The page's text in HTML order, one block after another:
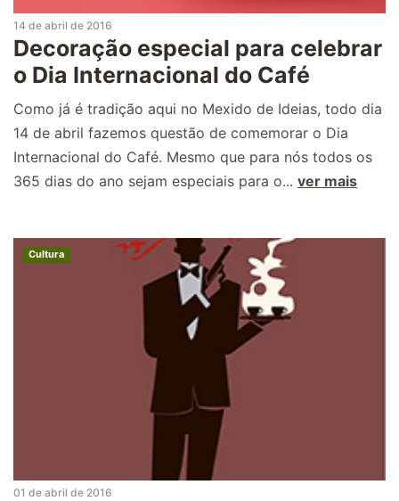
14 de abril de 2016
Decoração especial para celebrar
o Dia Internacional do Café
Como já é tradição aqui no Mexido de Ideias, todo dia
14 de abril fazemos questão de comemorar o Dia
Internacional do Café. Mesmo que para nós todos os
365 dias do ano sejam especiais para o... ver mais
Cultura
01 de abril de 2016